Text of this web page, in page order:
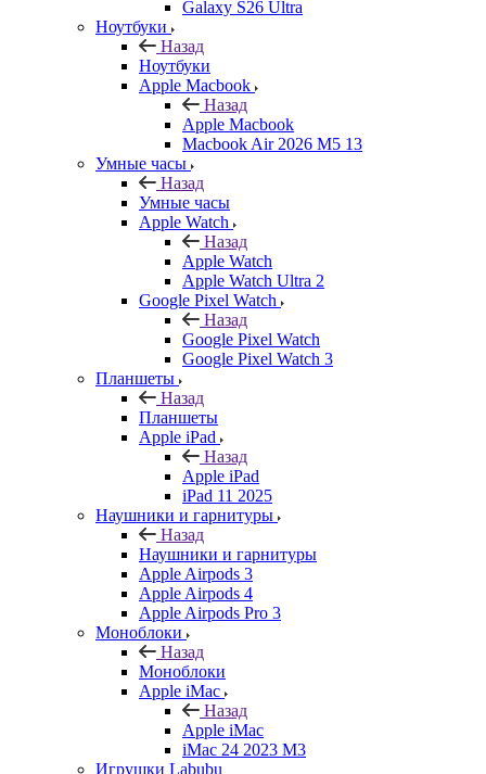
Galaxy S26 Ultra
Ноутбуки
Назад
Ноутбуки
Apple Macbook
Назад
Apple Macbook
Macbook Air 2026 M5 13
Умные часы
Назад
Умные часы
Apple Watch
Назад
Apple Watch
Apple Watch Ultra 2
Google Pixel Watch
Назад
Google Pixel Watch
Google Pixel Watch 3
Планшеты
Назад
Планшеты
Apple iPad
Назад
Apple iPad
iPad 11 2025
Наушники и гарнитуры
Назад
Наушники и гарнитуры
Apple Airpods 3
Apple Airpods 4
Apple Airpods Pro 3
Моноблоки
Назад
Моноблоки
Apple iMac
Назад
Apple iMac
iMac 24 2023 M3
Игрушки Labubu